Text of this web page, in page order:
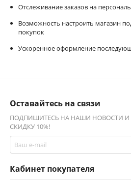
Отслеживание заказов на
Возможность настроить магазин
покупок
Ускоренное оформление
Оставайтесь на связи
ПОДПИШИТЕСЬ НА НАШИ НОВОСТИ И
СКИДКУ 10%!
Кабинет покупателя